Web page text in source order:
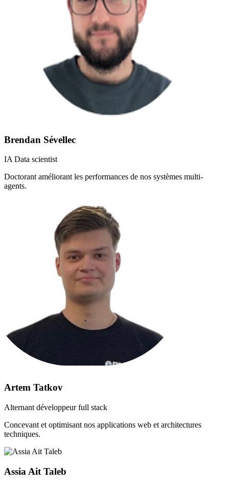
Brendan Sévellec
IA Data scientist
Doctorant améliorant les performances de nos systèmes multi-
agents.
Artem Tatkov
Alternant développeur full stack
Concevant et optimisant nos applications web et architectures
techniques.
Assia Ait Taleb